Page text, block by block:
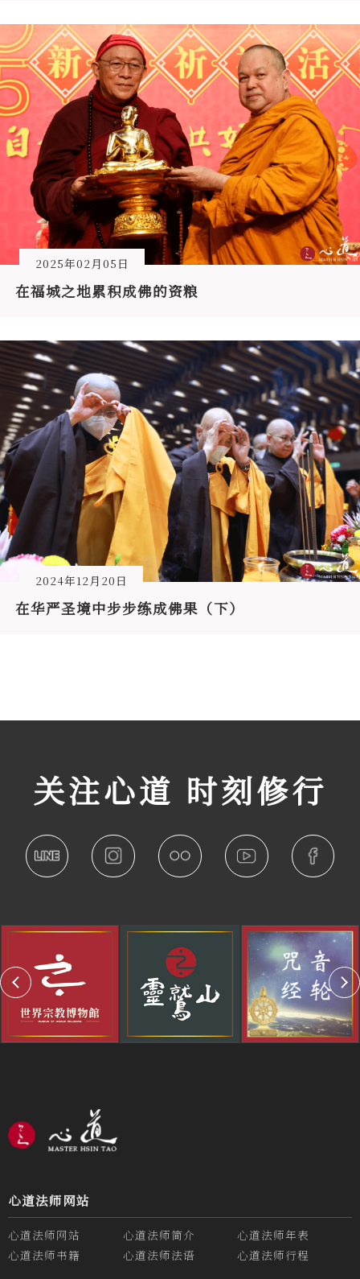
2025年02月05日
在福城之地累积成佛的资粮
2024年12月20日
在华严圣境中步步练成佛果（下）
关注心道 时刻修行
心道法师网站
心道法师网站 心道法师简介
心道法师年表
心道法师书籍
心道法师法语 心道法师行程